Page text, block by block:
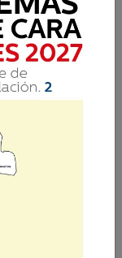
Mario
en
de los
en el cierre